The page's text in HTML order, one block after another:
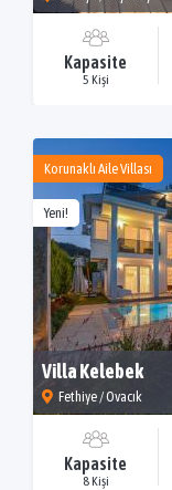
Kapasite
5 Kişi
Korunaklı Aile Villası
Yeni!
Villa Kelebek
Fethiye / Ovacık
Kapasite
8 Kişi